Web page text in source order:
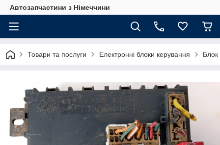
Автозапчастини з Німеччини
Товари та послуги Електронні блоки керування Блок